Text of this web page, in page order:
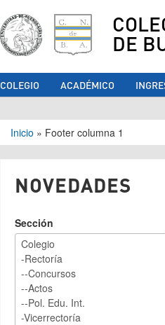
DE
COLEGIO ACADÉMICO
Se encuentra
Inicio » Footer columna 1
NOVEDADES
Sección